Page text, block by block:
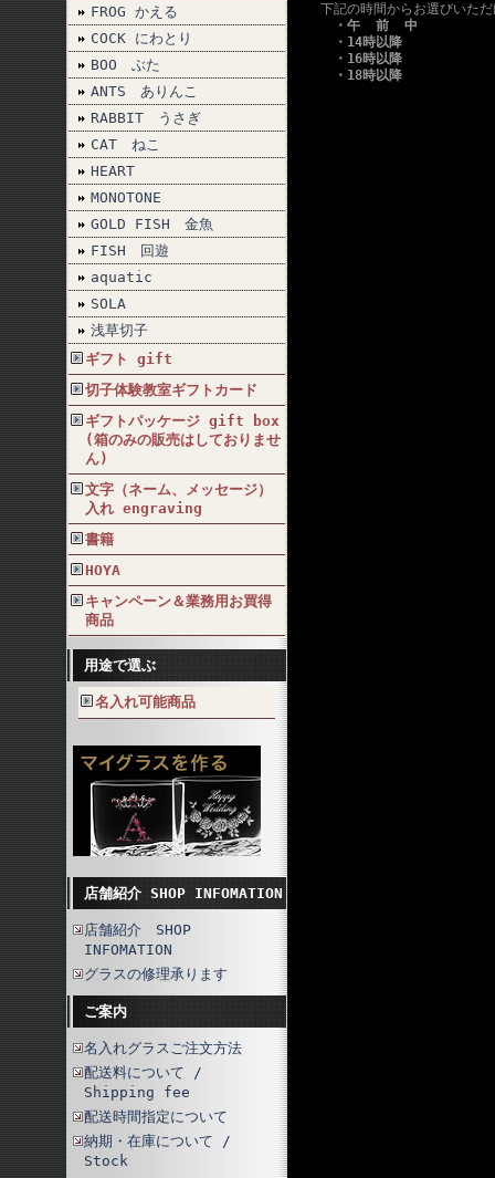
FROG かえる
COCK にわとり
BOO ぶた
ANTS ありんこ
RABBIT うさぎ
CAT ねこ
HEART
MONOTONE
GOLD FISH 金魚
FISH 回遊
aquatic
SOLA
浅草切子
ギフト gift
切子体験教室ギフトカード
ギフトパッケージ gift box
(箱のみの販売はしておりませ
ん)
文字（ネーム、メッセージ）
入れ engraving
書籍
HOYA
キャンペーン＆業務用お買得
商品
用途で選ぶ
名入れ可能商品
店舗紹介 SHOP INFOMATION
店舗紹介 SHOP
INFOMATION
グラスの修理承ります
ご案内
名入れグラスご注文方法
配送料について /
Shipping fee
配送時間指定について
納期・在庫について /
Stock
下記の時間からお選びいた
・午 前 中
・14時以降
・16時以降
・18時以降